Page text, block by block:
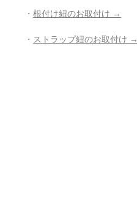
・ 根付け紐のお取付け →
・ ストラップ紐のお取付け →